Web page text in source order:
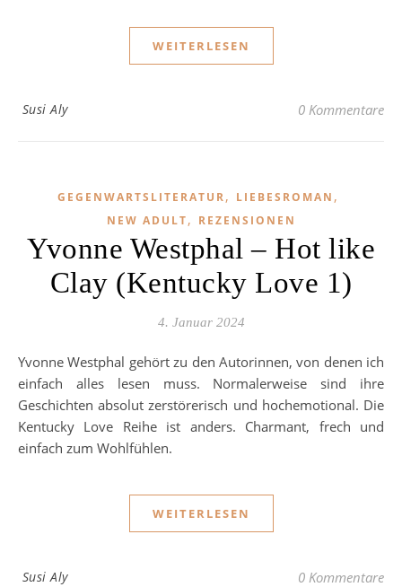
WEITERLESEN
Susi Aly 0 Kommentare
GEGENWARTSLITERATUR, LIEBESROMAN ,
NEW ADULT, REZENSIONEN
Yvonne Westphal – Hot like
Clay (Kentucky Love 1)
4. Januar 2024
Yvonne Westphal gehört zu den Autorinnen, von denen ich
einfach alles lesen muss. Normalerweise sind ihre
Geschichten absolut zerstörerisch und hochemotional. Die
Kentucky Love Reihe ist anders. Charmant, frech und
einfach zum Wohlfühlen.
WEITERLESEN
Susi Aly 0 Kommentare